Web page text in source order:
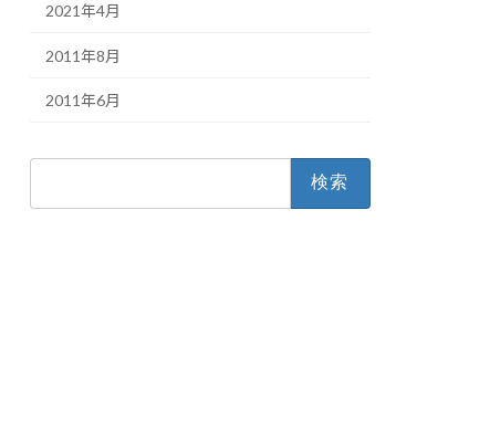
2021年4月
2011年8月
2011年6月